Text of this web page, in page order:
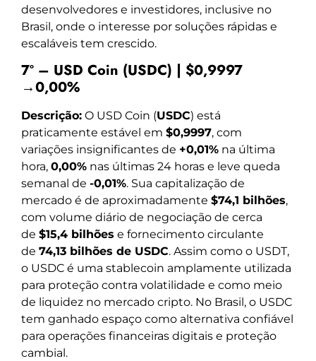
desenvolvedores e investidores, inclusive no
Brasil, onde o interesse por soluções rápidas e
escaláveis tem crescido.
7º – USD Coin (USDC) | $0,9997
→0,00%
Descrição: O USD Coin (USDC) está
praticamente estável em $0,9997, com
variações insignificantes de +0,01% na última
hora, 0,00% nas últimas 24 horas e leve queda
semanal de -0,01%. Sua capitalização de
mercado é de aproximadamente $74,1 bilhões,
com volume diário de negociação de cerca
de $15,4 bilhões e fornecimento circulante
de 74,13 bilhões de USDC. Assim como o USDT,
o USDC é uma stablecoin amplamente utilizada
para proteção contra volatilidade e como meio
de liquidez no mercado cripto. No Brasil, o USDC
tem ganhado espaço como alternativa confiável
para operações financeiras digitais e proteção
cambial.